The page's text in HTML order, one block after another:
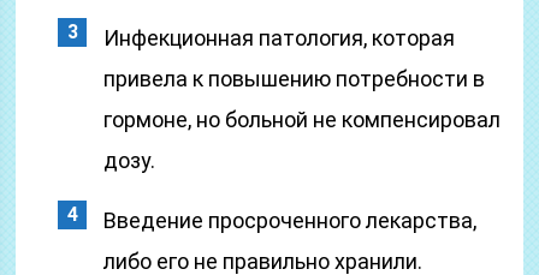
Инфекционная патология, которая
привела к повышению потребности в
гормоне, но больной не компенсировал
дозу.
Введение просроченного лекарства,
либо его не правильно хранили.